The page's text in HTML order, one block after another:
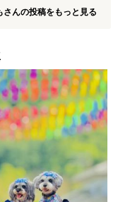
さんの投稿をもっと見る